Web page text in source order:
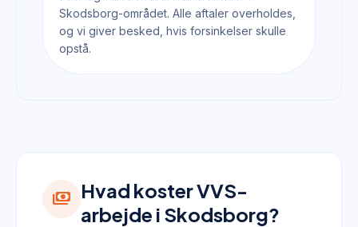
Skodsborg-området. Alle aftaler overholdes,
og vi giver besked, hvis forsinkelser skulle
opstå.
payments Hvad koster VVS-
arbejde i Skodsborg?